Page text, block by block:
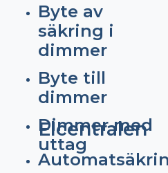
Byte av
säkring i
dimmer
Byte till
dimmer
Dimmer med
uttag
Elcentralen